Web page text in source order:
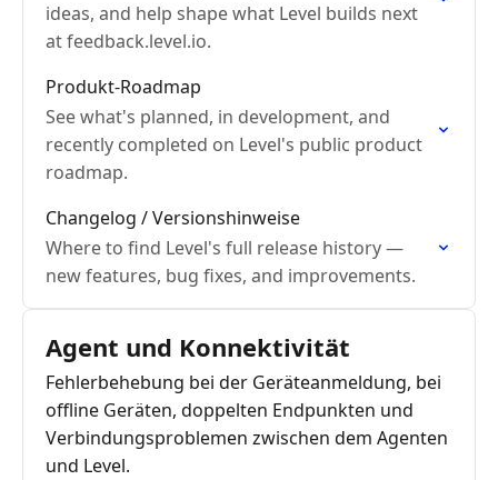
ideas, and help shape what Level builds next
at feedback.level.io.
Produkt-Roadmap
See what's planned, in development, and
recently completed on Level's public product
roadmap.
Changelog / Versionshinweise
Where to find Level's full release history —
new features, bug fixes, and improvements.
Agent und Konnektivität
Fehlerbehebung bei der Geräteanmeldung, bei
offline Geräten, doppelten Endpunkten und
Verbindungsproblemen zwischen dem Agenten
und Level.